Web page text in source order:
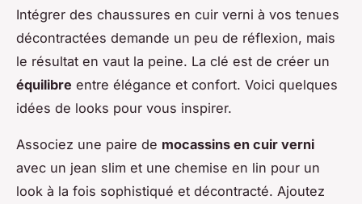
Intégrer des chaussures en cuir verni à vos tenues
décontractées demande un peu de réflexion, mais
le résultat en vaut la peine. La clé est de créer un
équilibre entre élégance et confort. Voici quelques
idées de looks pour vous inspirer.
Associez une paire de mocassins en cuir verni
avec un jean slim et une chemise en lin pour un
look à la fois sophistiqué et décontracté. Ajoutez